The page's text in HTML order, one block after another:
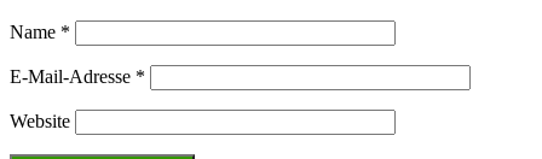
Name *
E-Mail-Adresse *
Website